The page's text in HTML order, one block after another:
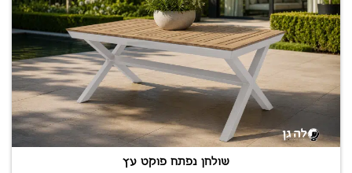
שולחן נפתח פוקט עץ